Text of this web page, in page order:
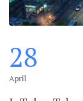
28
April